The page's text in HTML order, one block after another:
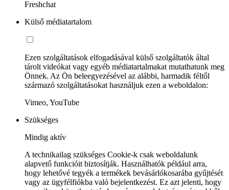
Freshchat
Külső médiatartalom
Ezen szolgáltatások elfogadásával külső szolgáltatók által
tárolt videókat vagy egyéb médiatartalmakat mutathatunk meg
Önnek. Az Ön beleegyezésével az alábbi, harmadik féltől
származó szolgáltatásokat használjuk ezen a weboldalon:
Vimeo, YouTube
Szükséges
Mindig aktív
A technikailag szükséges Cookie-k csak weboldalunk
alapvető funkcióit biztosítják. Használhatók például arra,
hogy lehetővé tegyék a termékek bevásárlókosarába gyűjtését
vagy az ügyfélfiókba való bejelentkezést. Ez azt jelenti, hogy